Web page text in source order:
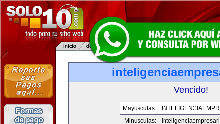
Vendido!
Mayusculas:
Minusculas: